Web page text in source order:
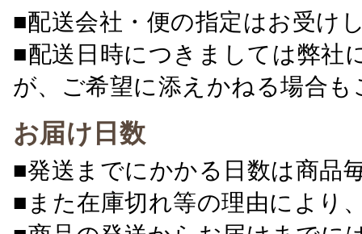
■配送会社・便の指定はお受け
■配送日時につきましては弊社
が、ご希望に添えかねる場合
お届け日数
■発送までにかかる日数は商品
■また在庫切れ等の理由により